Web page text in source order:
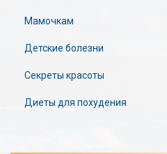
Мамочкам
Детские болезни
Секреты красоты
Диеты для похудения